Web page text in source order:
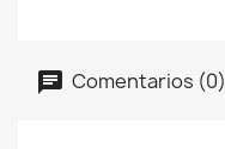
Comentarios (0)